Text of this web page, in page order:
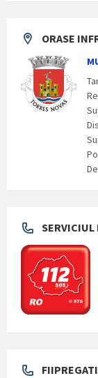
ORASE
SERVICIUL